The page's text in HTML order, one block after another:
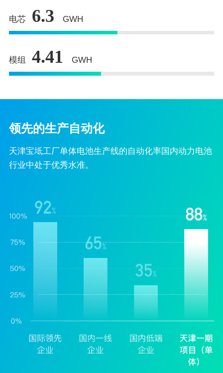
电芯 6.3 GWH
模组 4.41 GWH
领先的生产自动化
天津宝坻工厂单体电池生产线的自动化率国内动力电池
行业中处于优秀水准。